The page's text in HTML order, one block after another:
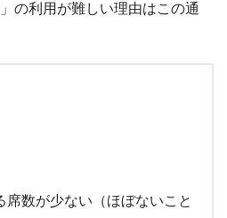
の利用が難しい理由はこの通
席数が少ない（ほぼないこと